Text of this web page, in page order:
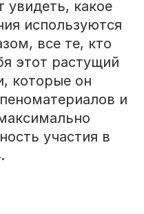
увидеть, какое
используются
все те, кто
этот растущий
которые он
и
участия в